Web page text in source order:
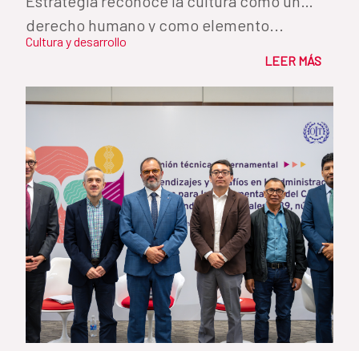
derecho humano y como elemento...
Cultura y desarrollo
LEER MÁS